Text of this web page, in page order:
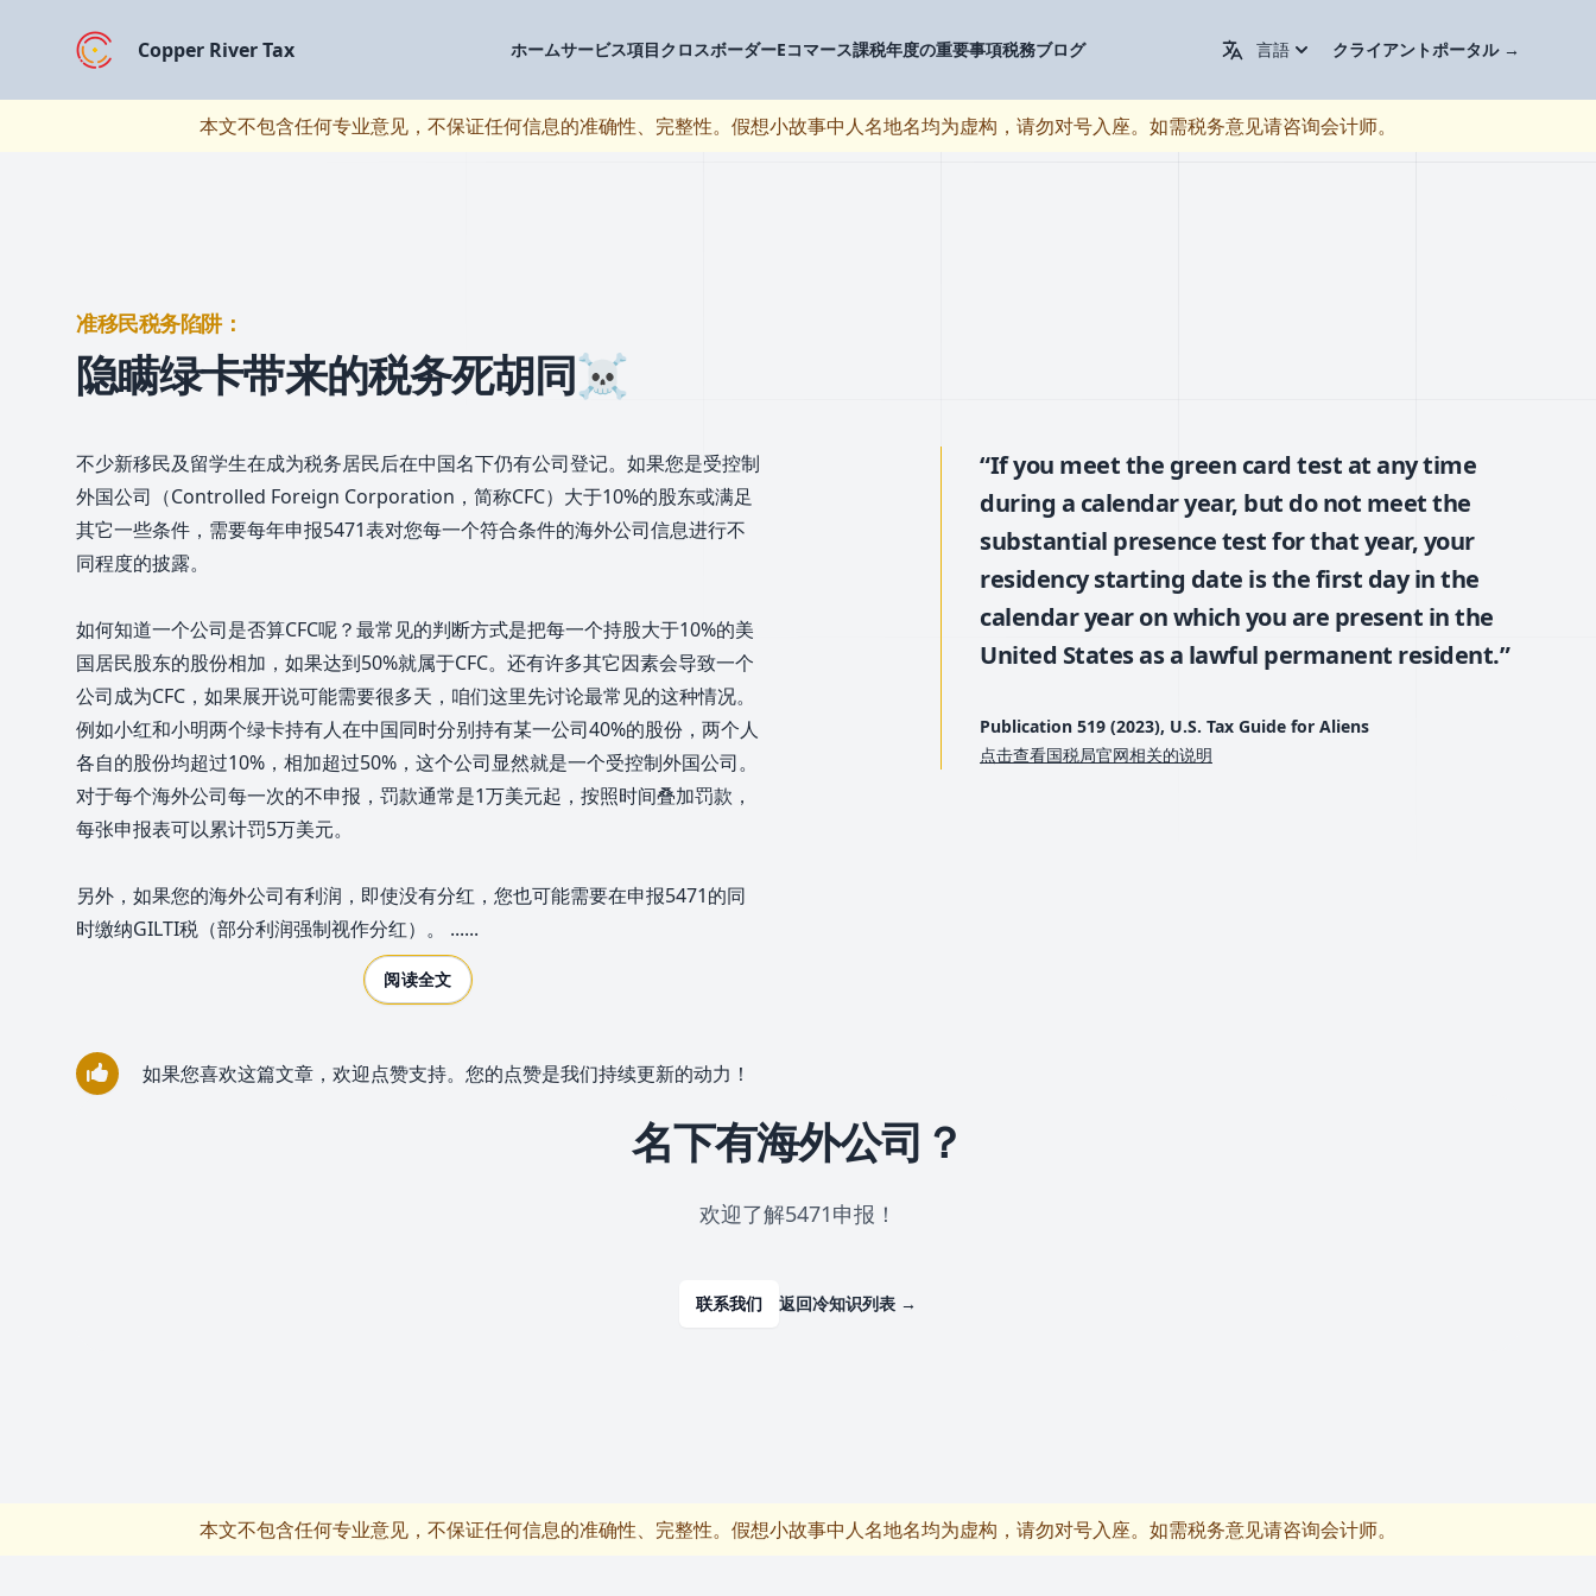
Copper River Tax ホームサービス項目クロスボーダーEコマース課税年度の重要事項税務ブログ Change Language / 更换语言
言語 クライアントポータル →
本文不包含任何专业意见，不保证任何信息的准确性、完整性。假想小故事中人名地名均为虚构，请勿对号入座。如需税务意见请咨询会计师。
准移民税务陷阱：
隐瞒绿卡带来的税务死胡同☠️
“If you meet the green card test at any time
during a calendar year, but do not meet the
substantial presence test for that year, your
residency starting date is the first day in the
calendar year on which you are present in the
United States as a lawful permanent resident.”
Publication 519 (2023), U.S. Tax Guide for Aliens
点击查看国税局官网相关的说明
不少新移民及留学生在成为税务居民后在中国名下仍有公司登记。如果您是受控制
外国公司（Controlled Foreign Corporation，简称CFC）大于10%的股东或满足
其它一些条件，需要每年申报5471表对您每一个符合条件的海外公司信息进行不
同程度的披露。
如何知道一个公司是否算CFC呢？最常见的判断方式是把每一个持股大于10%的美
国居民股东的股份相加，如果达到50%就属于CFC。还有许多其它因素会导致一个
公司成为CFC，如果展开说可能需要很多天，咱们这里先讨论最常见的这种情况。
例如小红和小明两个绿卡持有人在中国同时分别持有某一公司40%的股份，两个人
各自的股份均超过10%，相加超过50%，这个公司显然就是一个受控制外国公司。
对于每个海外公司每一次的不申报，罚款通常是1万美元起，按照时间叠加罚款，
每张申报表可以累计罚5万美元。
另外，如果您的海外公司有利润，即使没有分红，您也可能需要在申报5471的同
时缴纳GILTI税（部分利润强制视作分红）。 ......
阅读全文
如果您喜欢这篇文章，欢迎点赞支持。您的点赞是我们持续更新的动力！
名下有海外公司？
欢迎了解5471申报！
联系我们 返回冷知识列表 →
本文不包含任何专业意见，不保证任何信息的准确性、完整性。假想小故事中人名地名均为虚构，请勿对号入座。如需税务意见请咨询会计师。